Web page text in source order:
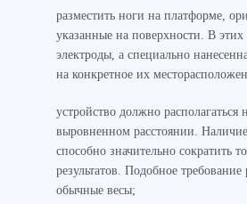
разместить ноги на платформе,
указанные на поверхности. В
электроды, а специально
на конкретное их
устройство должно располагаться
выровненном расстоянии.
способно значительно сократить
результатов. Подобное требование
обычные весы;